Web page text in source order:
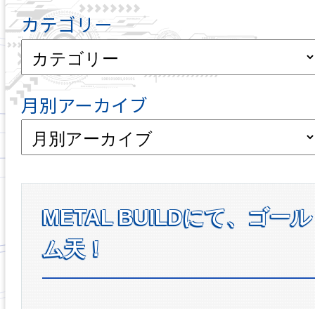
カテゴリー
月別アーカイブ
METAL BUILDにて、ゴー
ム天！